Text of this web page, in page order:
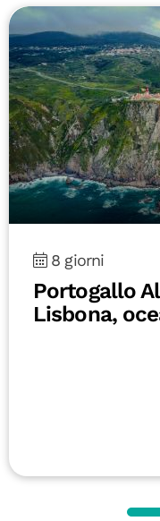
8 giorni
Portogallo
Lisbona,